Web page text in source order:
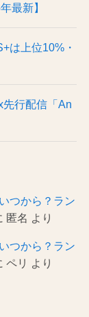
最新】
は上位10%・
行配信「An
つから？ラン
匿名 より
つから？ラン
ペリ より